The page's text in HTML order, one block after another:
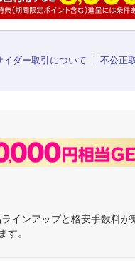
イダー取引について
不公正
インアップと格安手数料
す。